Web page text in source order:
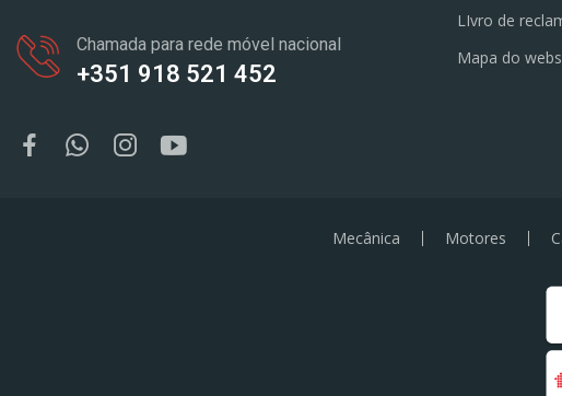
Chamada para rede móvel nacional
+351 918 521 452
LIvro de
Mapa do
Mecânica Motores